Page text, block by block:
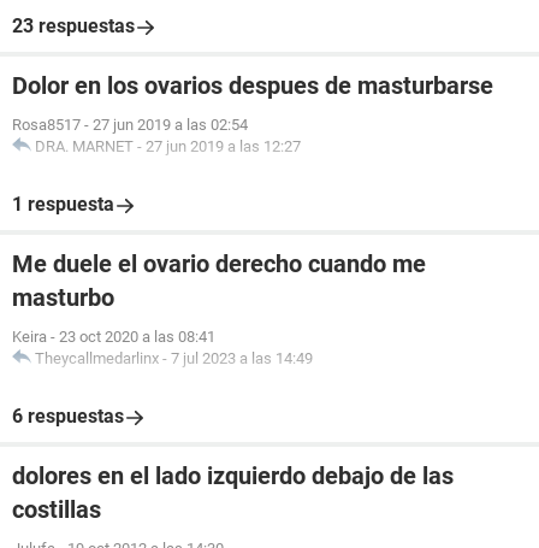
23 respuestas
Dolor en los ovarios despues de masturbarse
Rosa8517 - 27 jun 2019 a las 02:54
DRA. MARNET - 27 jun 2019 a las 12:27
1 respuesta
Me duele el ovario derecho cuando me
masturbo
Keira - 23 oct 2020 a las 08:41
Theycallmedarlinx - 7 jul 2023 a las 14:49
6 respuestas
dolores en el lado izquierdo debajo de las
costillas